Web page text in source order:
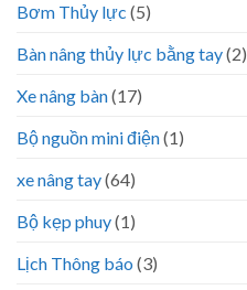
Bơm Thủy lực (5)
Bàn nâng thủy lực bằng tay(2)
Xe nâng bàn(17)
Bộ nguồn mini điện(1)
xe nâng tay(64)
Bộ kẹp phuy(1)
Lịch Thông báo (3)